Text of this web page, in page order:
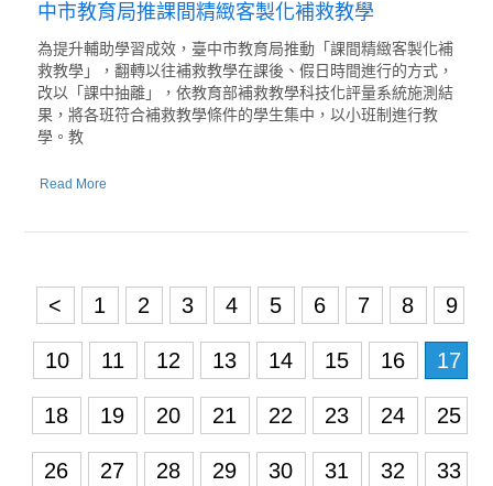
中市教育局推課間精緻客製化補救教學
為提升輔助學習成效，臺中市教育局推動「課間精緻客製化補
救教學」，翻轉以往補救教學在課後、假日時間進行的方式，
改以「課中抽離」，依教育部補救教學科技化評量系統施測結
果，將各班符合補救教學條件的學生集中，以小班制進行教
學。教
Read More
< 1 2 3 4 5 6 7 8 9
10 11 12 13 14 15 16 17
18 19 20 21 22 23 24 25
26 27 28 29 30 31 32 33